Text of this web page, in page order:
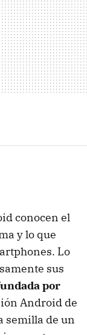
conocen el
y lo que
Lo
sus
por
Android de
semilla de un